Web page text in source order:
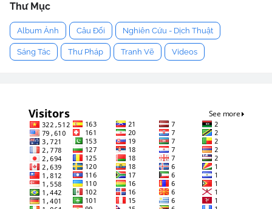
Thư Mục
Album Ảnh Câu Đối Nghiên Cứu - Dịch Thuật
Sáng Tác Thư Pháp Tranh Vẽ Videos